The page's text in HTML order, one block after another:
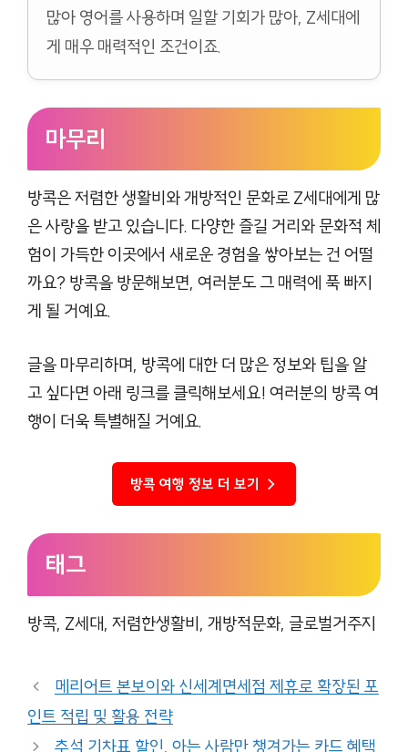
많아 영어를 사용하며 일할 기회가 많아, Z세대에
게 매우 매력적인 조건이죠.
마무리
방콕은 저렴한 생활비와 개방적인 문화로 Z세대에게 많
은 사랑을 받고 있습니다. 다양한 즐길 거리와 문화적 체
험이 가득한 이곳에서 새로운 경험을 쌓아보는 건 어떨
까요? 방콕을 방문해보면, 여러분도 그 매력에 푹 빠지
게 될 거예요.
글을 마무리하며, 방콕에 대한 더 많은 정보와 팁을 알
고 싶다면 아래 링크를 클릭해보세요! 여러분의 방콕 여
행이 더욱 특별해질 거예요.
방콕 여행 정보 더 보기 →
태그
방콕, Z세대, 저렴한생활비, 개방적문화, 글로벌거주지
메리어트 본보이와 신세계면세점 제휴로 확장된 포
인트 적립 및 활용 전략
추석 기차표 할인, 아는 사람만 챙겨가는 카드 혜택